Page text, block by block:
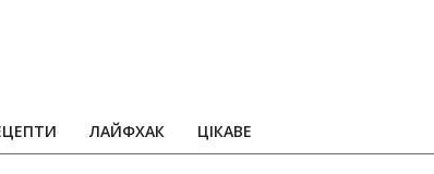
ЛАЙФХАК ЦІКАВЕ